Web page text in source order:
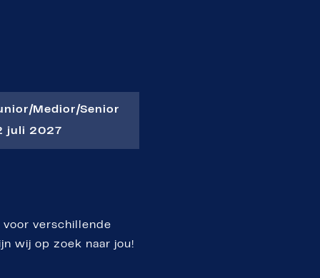
|Medior|Senior
juli 2027
verschillende
wij op zoek naar jou!